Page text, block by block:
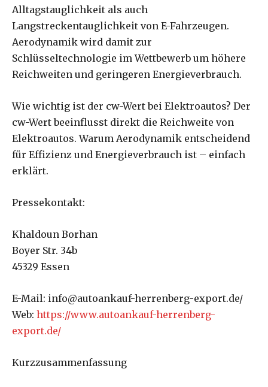
Alltagstauglichkeit als auch
Langstreckentauglichkeit von E-Fahrzeugen.
Aerodynamik wird damit zur
Schlüsseltechnologie im Wettbewerb um höhere
Reichweiten und geringeren Energieverbrauch.
Wie wichtig ist der cw-Wert bei Elektroautos? Der
cw-Wert beeinflusst direkt die Reichweite von
Elektroautos. Warum Aerodynamik entscheidend
für Effizienz und Energieverbrauch ist – einfach
erklärt.
Pressekontakt:
Khaldoun Borhan
Boyer Str. 34b
45329 Essen
E-Mail: info@autoankauf-herrenberg-export.de/
Web: https://www.autoankauf-herrenberg-
export.de/
Kurzzusammenfassung